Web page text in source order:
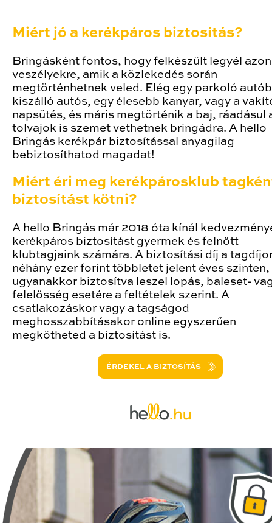
Miért jó a kerékpáros biztosítás?
Bringásként fontos, hogy felkészült legyél azon
veszélyekre, amik a közlekedés során
megtörténhetnek veled. Elég egy parkoló
kiszálló autós, egy élesebb kanyar, vagy a
napsütés, és máris megtörténik a baj, ráadásul
tolvajok is szemet vethetnek bringádra. A hello
Bringás kerékpár biztosítással anyagilag
bebiztosíthatod magadat!
Miért éri meg kerékpárosklub
biztosítást kötni?
A hello Bringás már 2018 óta kínál
kerékpáros biztosítást gyermek és felnőtt
klubtagjaink számára. A biztosítási díj a
néhány ezer forint többletet jelent éves szinten,
ugyanakkor biztosítva leszel lopás, baleset-
felelősség esetére a feltételek szerint. A
csatlakozáskor vagy a tagságod
meghosszabbításakor online egyszerűen
megkötheted a biztosítást is.
ÉRDEKEL A BIZTOSÍTÁS